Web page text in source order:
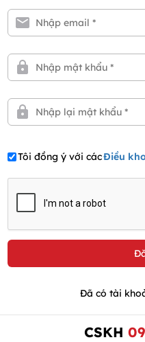
Tôi đồng ý với cácĐiều
Đã có tài
CSKH